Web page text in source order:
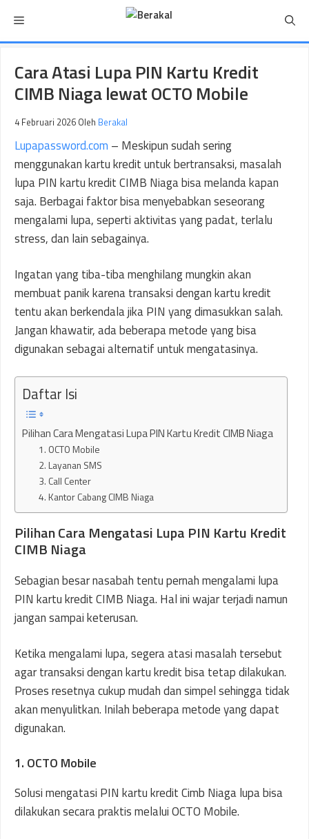
isi
Menu
Cara Atasi Lupa PIN Kartu Kredit
CIMB Niaga lewat OCTO Mobile
4 Februari 2026 Oleh Berakal
Lupapassword.com – Meskipun sudah sering
menggunakan kartu kredit untuk bertransaksi, masalah
lupa PIN kartu kredit CIMB Niaga bisa melanda kapan
saja. Berbagai faktor bisa menyebabkan seseorang
mengalami lupa, seperti aktivitas yang padat, terlalu
stress, dan lain sebagainya.
Ingatan yang tiba-tiba menghilang mungkin akan
membuat panik karena transaksi dengan kartu kredit
tentu akan berkendala jika PIN yang dimasukkan salah.
Jangan khawatir, ada beberapa metode yang bisa
digunakan sebagai alternatif untuk mengatasinya.
Daftar Isi
Pilihan Cara Mengatasi Lupa PIN Kartu Kredit CIMB Niaga
1. OCTO Mobile
2. Layanan SMS
3. Call Center
4. Kantor Cabang CIMB Niaga
Pilihan Cara Mengatasi Lupa PIN Kartu Kredit
CIMB Niaga
Sebagian besar nasabah tentu pernah mengalami lupa
PIN kartu kredit CIMB Niaga. Hal ini wajar terjadi namun
jangan sampai keterusan.
Ketika mengalami lupa, segera atasi masalah tersebut
agar transaksi dengan kartu kredit bisa tetap dilakukan.
Proses resetnya cukup mudah dan simpel sehingga tidak
akan menyulitkan. Inilah beberapa metode yang dapat
digunakan.
1. OCTO Mobile
Solusi mengatasi PIN kartu kredit Cimb Niaga lupa bisa
dilakukan secara praktis melalui OCTO Mobile.